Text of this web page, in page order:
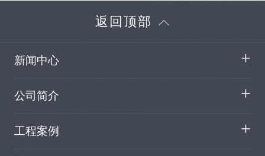
返回顶部
新闻中心
公司简介
工程案例